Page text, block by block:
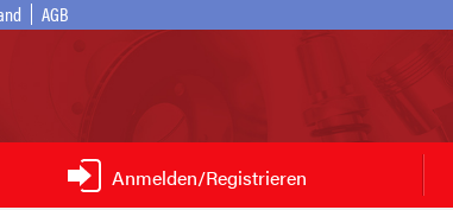
AGB
Anmelden/Registrieren